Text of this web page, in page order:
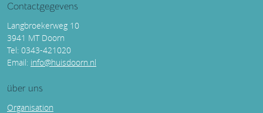
Contactgegevens
Langbroekerweg 10
3941 MT Doorn
Tel: 0343-421020
Email: info@huisdoorn.nl
über uns
Organisation